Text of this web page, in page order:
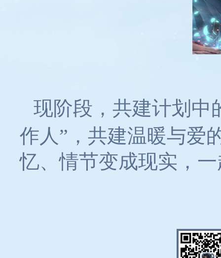
现阶段，共建计划中
作人”，共建温暖与爱
忆、情节变成现实，